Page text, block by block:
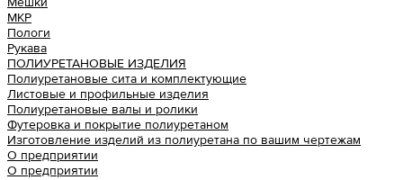
МКР
Пологи
Рукава
ПОЛИУРЕТАНОВЫЕ ИЗДЕЛИЯ
Полиуретановые сита и комплектующие
Листовые и профильные изделия
Полиуретановые валы и ролики
Футеровка и покрытие полиуретаном
Изготовление изделий из полиуретана по вашим чертежам
О предприятии
О предприятии